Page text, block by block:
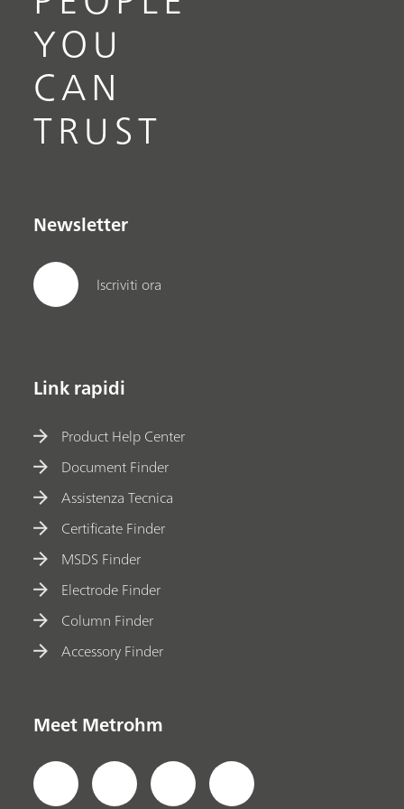
YOU
CAN
TRUST
Newsletter
Iscriviti ora
Link rapidi
Product Help Center
Document Finder
Assistenza Tecnica
Certificate Finder
MSDS Finder
Electrode Finder
Column Finder
Accessory Finder
Meet Metrohm